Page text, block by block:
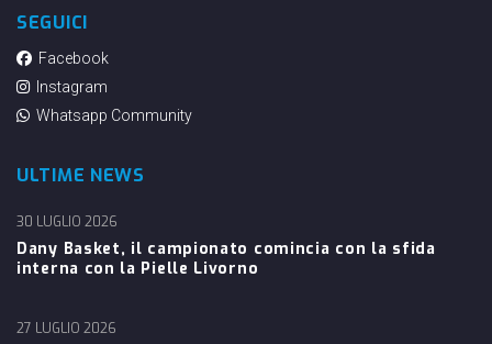
SEGUICI
Facebook
Instagram
Whatsapp Community
ULTIME NEWS
Dany Basket, il campionato comincia con la sfida
interna con la Pielle Livorno
30 LUGLIO 2026
27 LUGLIO 2026